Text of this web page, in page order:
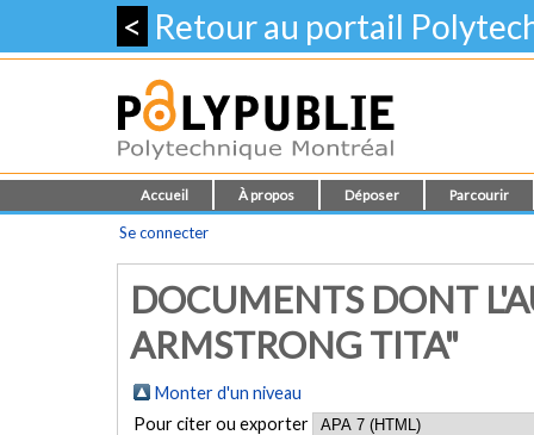
< Retour au portail
Accueil À propos Déposer Parcourir
Se connecter
DOCUMENTS DONT
ARMSTRONG TITA"
Monter d'un niveau
Pour citer ou exporter